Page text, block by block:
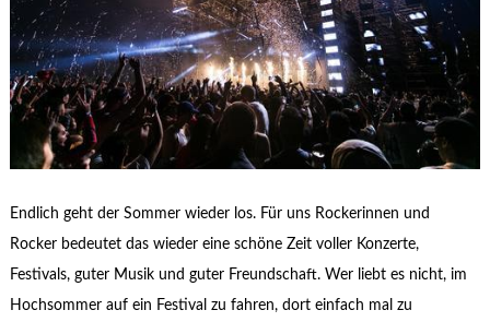
Endlich geht der Sommer wieder los. Für uns Rockerinnen und
Rocker bedeutet das wieder eine schöne Zeit voller Konzerte,
Festivals, guter Musik und guter Freundschaft. Wer liebt es nicht, im
Hochsommer auf ein Festival zu fahren, dort einfach mal zu